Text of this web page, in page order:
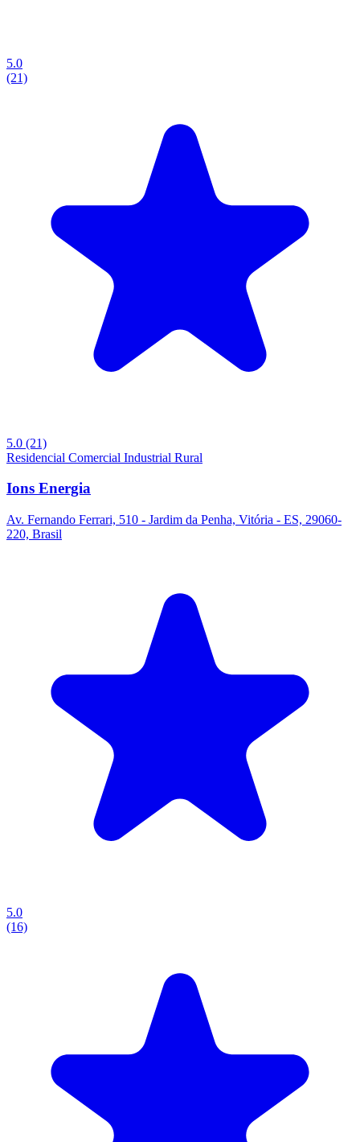
5.0
(21)
5.0 (21)
Residencial Comercial Industrial Rural
Ions Energia
Av. Fernando Ferrari, 510 - Jardim da Penha, Vitória - ES, 29060-
220, Brasil
5.0
(16)